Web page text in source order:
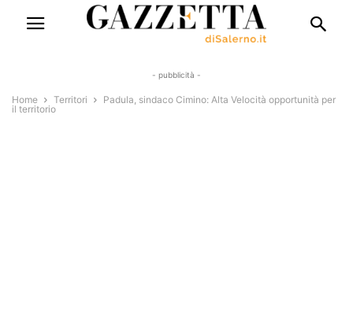
- pubblicità -
Home Territori
Padula, sindaco Cimino: Alta Velocità opportunità per
il territorio